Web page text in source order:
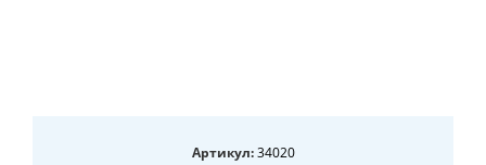
Артикул:34020